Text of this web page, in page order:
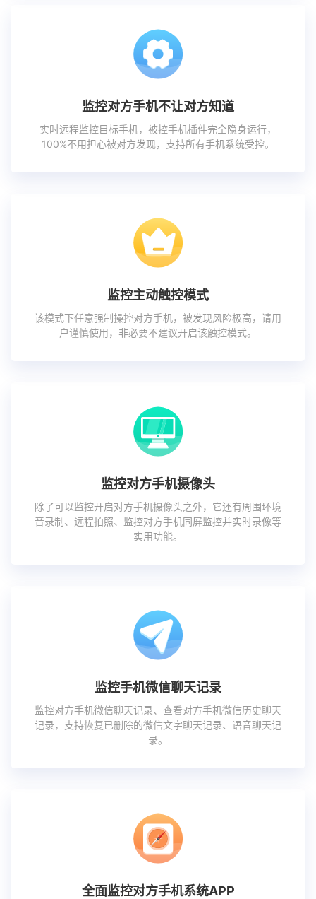
监控对方手机不让对方知道
实时远程监控目标手机，被控手机插件完全隐身运行，
100%不用担心被对方发现，支持所有手机系统受控。
监控主动触控模式
该模式下任意强制操控对方手机，被发现风险极高，请用
户谨慎使用，非必要不建议开启该触控模式。
监控对方手机摄像头
除了可以监控开启对方手机摄像头之外，它还有周围环境
音录制、远程拍照、监控对方手机同屏监控并实时录像等
实用功能。
监控手机微信聊天记录
监控对方手机微信聊天记录、查看对方手机微信历史聊天
记录，支持恢复已删除的微信文字聊天记录、语音聊天记
录。
全面监控对方手机系统APP